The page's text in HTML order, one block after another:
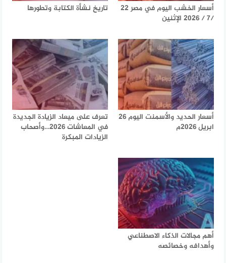
أسعار الخشب اليوم في مصر 22
/7 / 2026 الإثنين
تاريخ نشأة الكتابة وتطورها
أسعار الحديد والأسمنت اليوم 26
ابريل 2026م
تعرف على ميعاد الزيادة الجديدة
في المعاشات 2026…وأصحاب
الزيادات المبكرة
أهم مجالات الذكاء الاصطناعي
وأهدافه وخصائصه